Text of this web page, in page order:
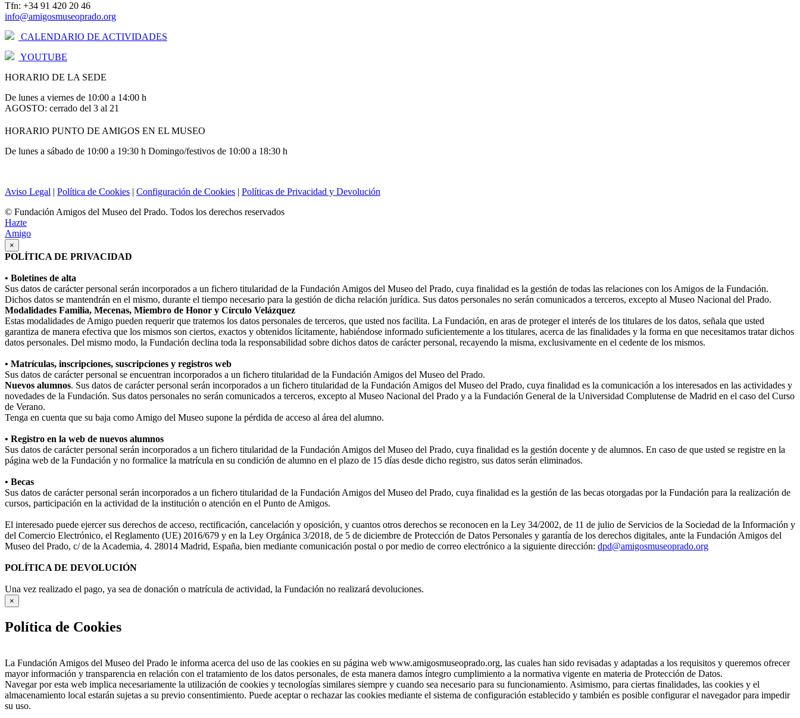
Tfn: +34 91 420 20 46
info@amigosmuseoprado.org
CALENDARIO DE ACTIVIDADES
YOUTUBE
HORARIO DE LA SEDE
De lunes a viernes de 10:00 a 14:00 h
AGOSTO: cerrado del 3 al 21
HORARIO PUNTO DE AMIGOS EN EL MUSEO
De lunes a sábado de 10:00 a 19:30 h Domingo/festivos de 10:00 a 18:30 h
Aviso Legal | Política de Cookies | Configuración de Cookies | Políticas de Privacidad y Devolución
© Fundación Amigos del Museo del Prado. Todos los derechos reservados
Hazte
Amigo
×
POLÍTICA DE PRIVACIDAD
• Boletines de alta
Sus datos de carácter personal serán incorporados a un fichero titularidad de la Fundación Amigos del Museo del Prado, cuya finalidad es la gestión de todas las relaciones con los Amigos de la Fundación.
Dichos datos se mantendrán en el mismo, durante el tiempo necesario para la gestión de dicha relación jurídica. Sus datos personales no serán comunicados a terceros, excepto al Museo Nacional del Prado.
Modalidades Familia, Mecenas, Miembro de Honor y Círculo Velázquez
Estas modalidades de Amigo pueden requerir que tratemos los datos personales de terceros, que usted nos facilita. La Fundación, en aras de proteger el interés de los titulares de los datos, señala que usted
garantiza de manera efectiva que los mismos son ciertos, exactos y obtenidos lícitamente, habiéndose informado suficientemente a los titulares, acerca de las finalidades y la forma en que necesitamos tratar dichos
datos personales. Del mismo modo, la Fundación declina toda la responsabilidad sobre dichos datos de carácter personal, recayendo la misma, exclusivamente en el cedente de los mismos.
• Matrículas, inscripciones, suscripciones y registros web
Sus datos de carácter personal se encuentran incorporados a un fichero titularidad de la Fundación Amigos del Museo del Prado.
Nuevos alumnos. Sus datos de carácter personal serán incorporados a un fichero titularidad de la Fundación Amigos del Museo del Prado, cuya finalidad es la comunicación a los interesados en las actividades y
novedades de la Fundación. Sus datos personales no serán comunicados a terceros, excepto al Museo Nacional del Prado y a la Fundación General de la Universidad Complutense de Madrid en el caso del Curso
de Verano.
Tenga en cuenta que su baja como Amigo del Museo supone la pérdida de acceso al área del alumno.
• Registro en la web de nuevos alumnos
Sus datos de carácter personal serán incorporados a un fichero titularidad de la Fundación Amigos del Museo del Prado, cuya finalidad es la gestión docente y de alumnos. En caso de que usted se registre en la
página web de la Fundación y no formalice la matrícula en su condición de alumno en el plazo de 15 días desde dicho registro, sus datos serán eliminados.
• Becas
Sus datos de carácter personal serán incorporados a un fichero titularidad de la Fundación Amigos del Museo del Prado, cuya finalidad es la gestión de las becas otorgadas por la Fundación para la realización de
cursos, participación en la actividad de la institución o atención en el Punto de Amigos.
El interesado puede ejercer sus derechos de acceso, rectificación, cancelación y oposición, y cuantos otros derechos se reconocen en la Ley 34/2002, de 11 de julio de Servicios de la Sociedad de la Información y
del Comercio Electrónico, el Reglamento (UE) 2016/679 y en la Ley Orgánica 3/2018, de 5 de diciembre de Protección de Datos Personales y garantía de los derechos digitales, ante la Fundación Amigos del
Museo del Prado, c/ de la Academia, 4. 28014 Madrid, España, bien mediante comunicación postal o por medio de correo electrónico a la siguiente dirección: dpd@amigosmuseoprado.org
POLÍTICA DE DEVOLUCIÓN
Una vez realizado el pago, ya sea de donación o matrícula de actividad, la Fundación no realizará devoluciones.
×
Política de Cookies
La Fundación Amigos del Museo del Prado le informa acerca del uso de las cookies en su página web www.amigosmuseoprado.org, las cuales han sido revisadas y adaptadas a los requisitos y queremos ofrecer
mayor información y transparencia en relación con el tratamiento de los datos personales, de esta manera damos íntegro cumplimiento a la normativa vigente en materia de Protección de Datos.
Navegar por esta web implica necesariamente la utilización de cookies y tecnologías similares siempre y cuando sea necesario para su funcionamiento. Asimismo, para ciertas finalidades, las cookies y el
almacenamiento local estarán sujetas a su previo consentimiento. Puede aceptar o rechazar las cookies mediante el sistema de configuración establecido y también es posible configurar el navegador para impedir
su uso.